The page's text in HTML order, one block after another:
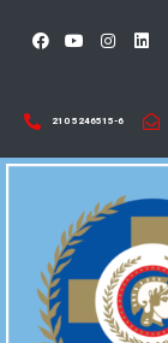
210 5246515-6​